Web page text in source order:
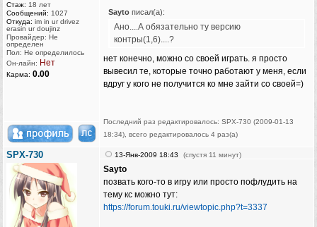
Стаж: 18 лет
Сообщений: 1027
Откуда: im in ur drivez
erasin ur doujinz
Провайдер: Не
определен
Пол: Не определилось
Он-лайн: Нет
Карма: 0.00
Sayto писал(а):
Ано....А обязательно ту версию
контры(1,6)....?
нет конечно, можно со своей играть. я просто
вывесил те, которые точно работают у меня, если
вдруг у кого не получится ко мне зайти со своей=)
Последний раз редактировалось: SPX-730 (2009-01-13
18:34), всего редактировалось 4 раз(а)
SPX-730 13-Янв-2009 18:43 (спустя 11 минут)
Sayto
позвать кого-то в игру или просто пофлудить на
тему кс можно тут:
https://forum.touki.ru/viewtopic.php?t=3337